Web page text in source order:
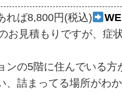
れば8,800円(税込)
お見積もりですが、症
ンの5階に住んでいる方
、詰まってる場所がわ